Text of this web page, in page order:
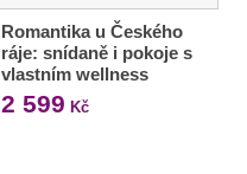
Romantika u Českého
ráje: snídaně i pokoje s
vlastním wellness
2 599 Kč